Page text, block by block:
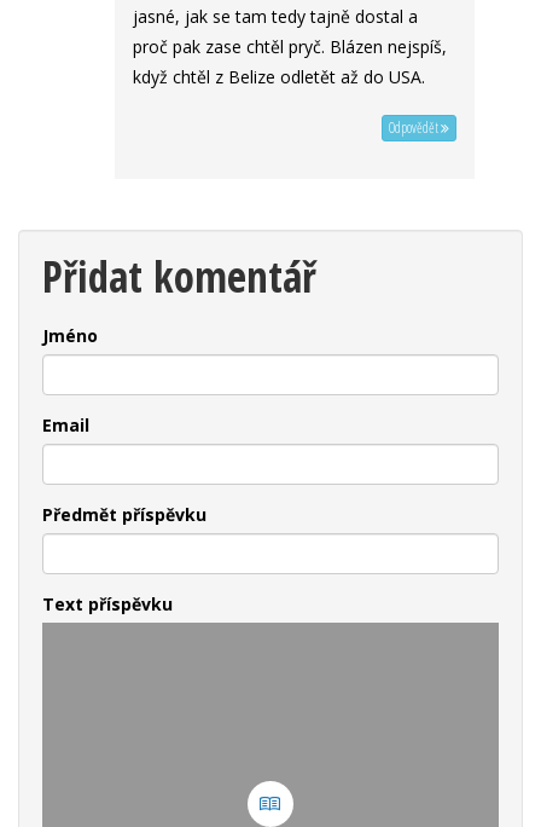
jasné, jak se tam tedy tajně dostal a
proč pak zase chtěl pryč. Blázen nejspíš,
když chtěl z Belize odletět až do USA.
Odpovědět
Přidat komentář
Jméno
Email
Předmět příspěvku
Text příspěvku